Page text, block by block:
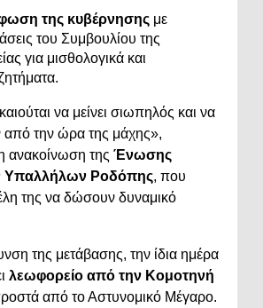
της κυβέρνησης με
του Συμβουλίου της
για μισθολογικά και
να μείνει σιωπηλός και να
την ώρα της μάχης»,
ανακοίνωση της Ένωσης
Υπαλλήλων Ροδόπης, που
της να δώσουν δυναμικό
της μετάβασης, την ίδια ημέρα
λεωφορείο από την Κομοτηνή
από το Αστυνομικό Μέγαρο.